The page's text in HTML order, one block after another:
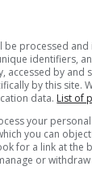
a
la
ad un
(41-
be processed
identifiers,
accessed by and
by this site.
data. List of
your
you can
for a link at the
or